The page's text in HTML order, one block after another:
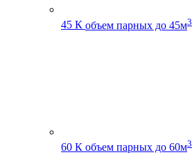
45 К объем парных до 45м3
60 К объем парных до 60м3